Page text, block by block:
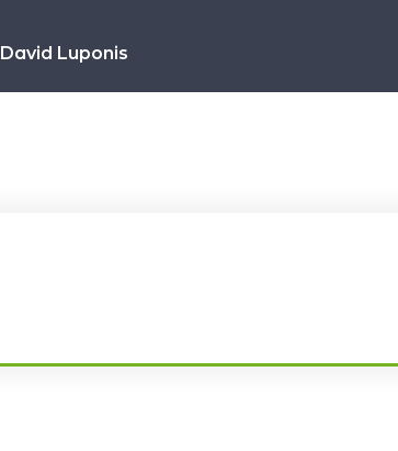
David Luponis